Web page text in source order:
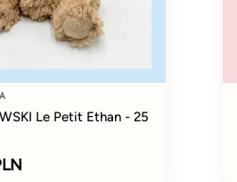
Le Petit Ethan - 25